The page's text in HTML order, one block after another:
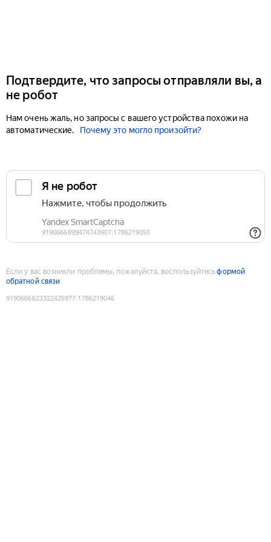
Подтвердите, что запросы отправляли вы, а
не робот
Нам очень жаль, но запросы с вашего устройства похожи на
автоматические.
Почему это могло произойти?
Если у вас возникли проблемы, пожалуйста, воспользуйтесьформой
обратной связи
9190666623322425977:1786219046